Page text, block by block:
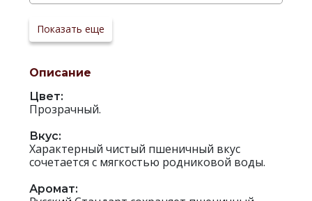
Показать еще
Описание
Цвет:
Прозрачный.
Вкус:
Характерный чистый пшеничный вкус
сочетается с мягкостью родниковой воды.
Аромат: